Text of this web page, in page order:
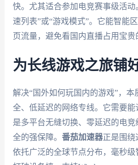
快。尤其适合参加电竞赛事级活动
速列表”或“游戏模式”。它能智能
页流量，避免看国内直播占用宝贵
为长线游戏之旅铺
解决“国外如何玩国内的游戏”，
全、低延迟的网络专线。它需要
是多平台无缝切换、零延迟的电
全的强保障。 番茄加速器正是围绕
依托广泛的全球节点分布，毫秒级